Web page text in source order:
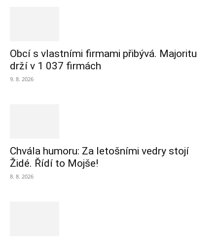
Obcí s vlastními firmami přibývá. Majoritu
drží v 1 037 firmách
9. 8. 2026
Chvála humoru: Za letošními vedry stojí
Židé. Řídí to Mojše!
8. 8. 2026